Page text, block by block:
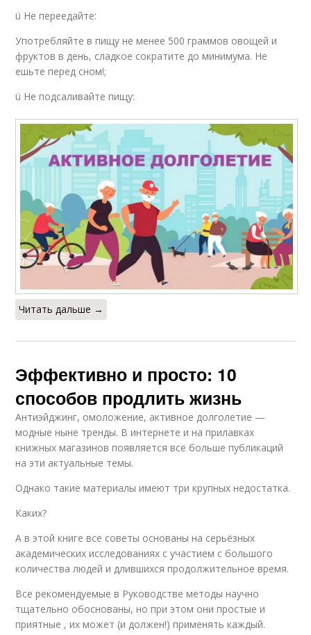
ü Не переедайте:
Употребляйте в пищу не менее 500 граммов овощей и
фруктов в день, сладкое сократите до минимума. Не
ешьте перед сном!;
ü Не подсаливайте пищу:
Читать дальше →
Эффективно и просто: 10
способов продлить жизнь
Антиэйджинг, омоложение, активное долголетие —
модные ныне тренды. В интернете и на прилавках
книжных магазинов появляется всё больше публикаций
на эти актуальные темы.
Однако такие материалы имеют три крупных недостатка.
Каких?
А в этой книге все советы основаны на серьёзных
академических исследованиях с участием с большого
количества людей и длившихся продолжительное время.
Все рекомендуемые в Руководстве методы научно
тщательно обоснованы, но при этом они простые и
приятные , их может (и должен!) применять каждый.